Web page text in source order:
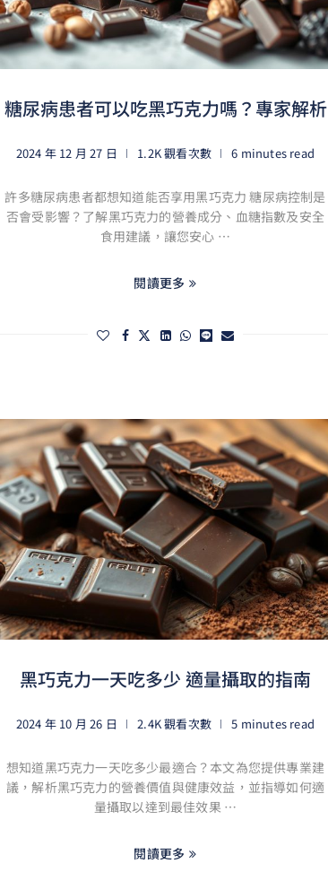
糖尿病患者可以吃黑巧克力嗎？專家解析
2024 年 12 月 27 日 1.2K 觀看次數 6 minutes read
許多糖尿病患者都想知道能否享用黑巧克力 糖尿病控制是
否會受影響？了解黑巧克力的營養成分、血糖指數及安全
食用建議，讓您安心 …
閱讀更多
黑巧克力一天吃多少 適量攝取的指南
2024 年 10 月 26 日 2.4K 觀看次數 5 minutes read
想知道黑巧克力一天吃多少最適合？本文為您提供專業建
議，解析黑巧克力的營養價值與健康效益，並指導如何適
量攝取以達到最佳效果 …
閱讀更多